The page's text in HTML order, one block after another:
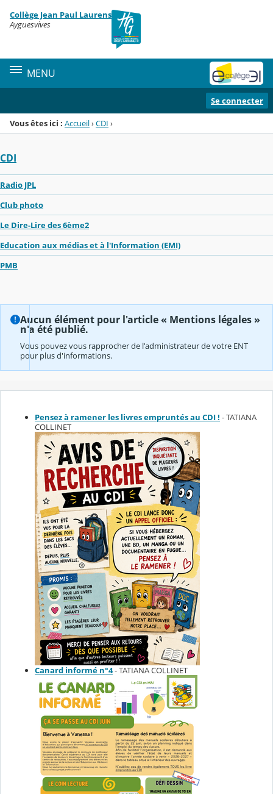
Menu de la rubrique
Contenu
Collège Jean Paul Laurens
Ayguesvives
MENU
Se connecter
Vous êtes ici : Accueil›CDI ›
CDI
Radio JPL
Club photo
Le Dire-Lire des 6ème2
Education aux médias et à l'Information (EMI)
PMB
Aucun élément pour l'article « Mentions légales »
n'a été publié.
Vous pouvez vous rapprocher de l'administrateur de votre ENT
pour plus d'informations.
Pensez à ramener les livres empruntés au CDI ! - TATIANA
COLLINET
Canard informé n°4- TATIANA COLLINET